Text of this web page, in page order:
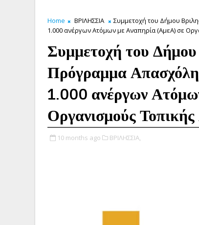
Home ΒΡΙΛΗΣΣΙΑ
Συμμετοχή του Δήμου
1.000 ανέργων Ατόμων με Αναπηρία (AμεΑ) σε
Συμμετοχή του Δήμου
Πρόγραμμα
1.000 ανέργων
Οργανισμούς
10 months ago ΒΡΙΛΗΣΣΙΑ,